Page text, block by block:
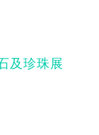
及珍珠展